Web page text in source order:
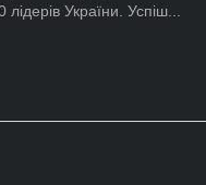
України. Успіш...